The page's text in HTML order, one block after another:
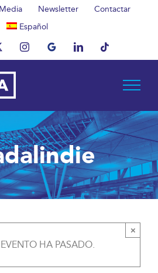
Media Newsletter
Contactar
Español
X InstagramMyBusinessLinkedInTiktok
EVENTO HA PASADO.
×